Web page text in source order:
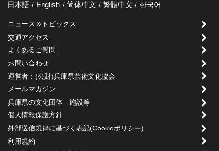
日本語 English 简体中文 繁體中文 한국어
ニュース＆トピックス
交通アクセス
よくあるご質問
お問い合わせ
運営者：(公財)兵庫県芸術文化協会
メールマガジン
兵庫県の文化団体・施設等
個人情報保護方針
外部送信規律に基づく表記(Cookieポリシー)
利用規約